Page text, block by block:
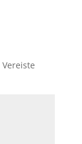
Vereiste